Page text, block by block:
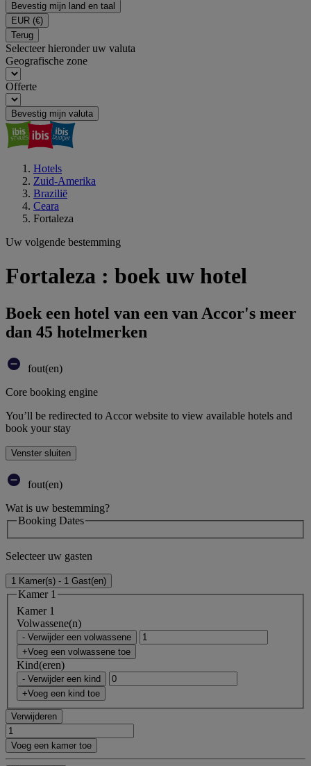
Bevestig mijn land en taal
EUR (€)
Terug
Selecteer hieronder uw valuta
Geografische zone
Offerte
Bevestig mijn valuta
Hotels
Zuid-Amerika
Brazilië
Ceara
Fortaleza
Uw volgende bestemming
Fortaleza : boek uw hotel
Boek een hotel van een van Accor's meer
dan 45 hotelmerken
fout(en)
Core booking engine
You’ll be redirected to Accor website to view available hotels and
book your stay
Venster sluiten
fout(en)
Wat is uw bestemming?
Booking Dates
Selecteer uw gasten
1 Kamer(s) - 1 Gast(en)
Kamer 1
Kamer 1
Volwassene(n)
- Verwijder een volwassene
+Voeg een volwassene toe
Kind(eren)
- Verwijder een kind
+Voeg een kind toe
Verwijderen
Voeg een kamer toe